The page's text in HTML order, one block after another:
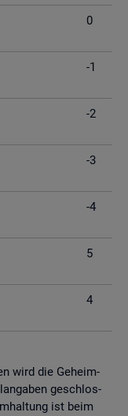
0
-1
-2
-3
-4
5
4
wird die Ge­heim­
ge­schlos­
ist beim